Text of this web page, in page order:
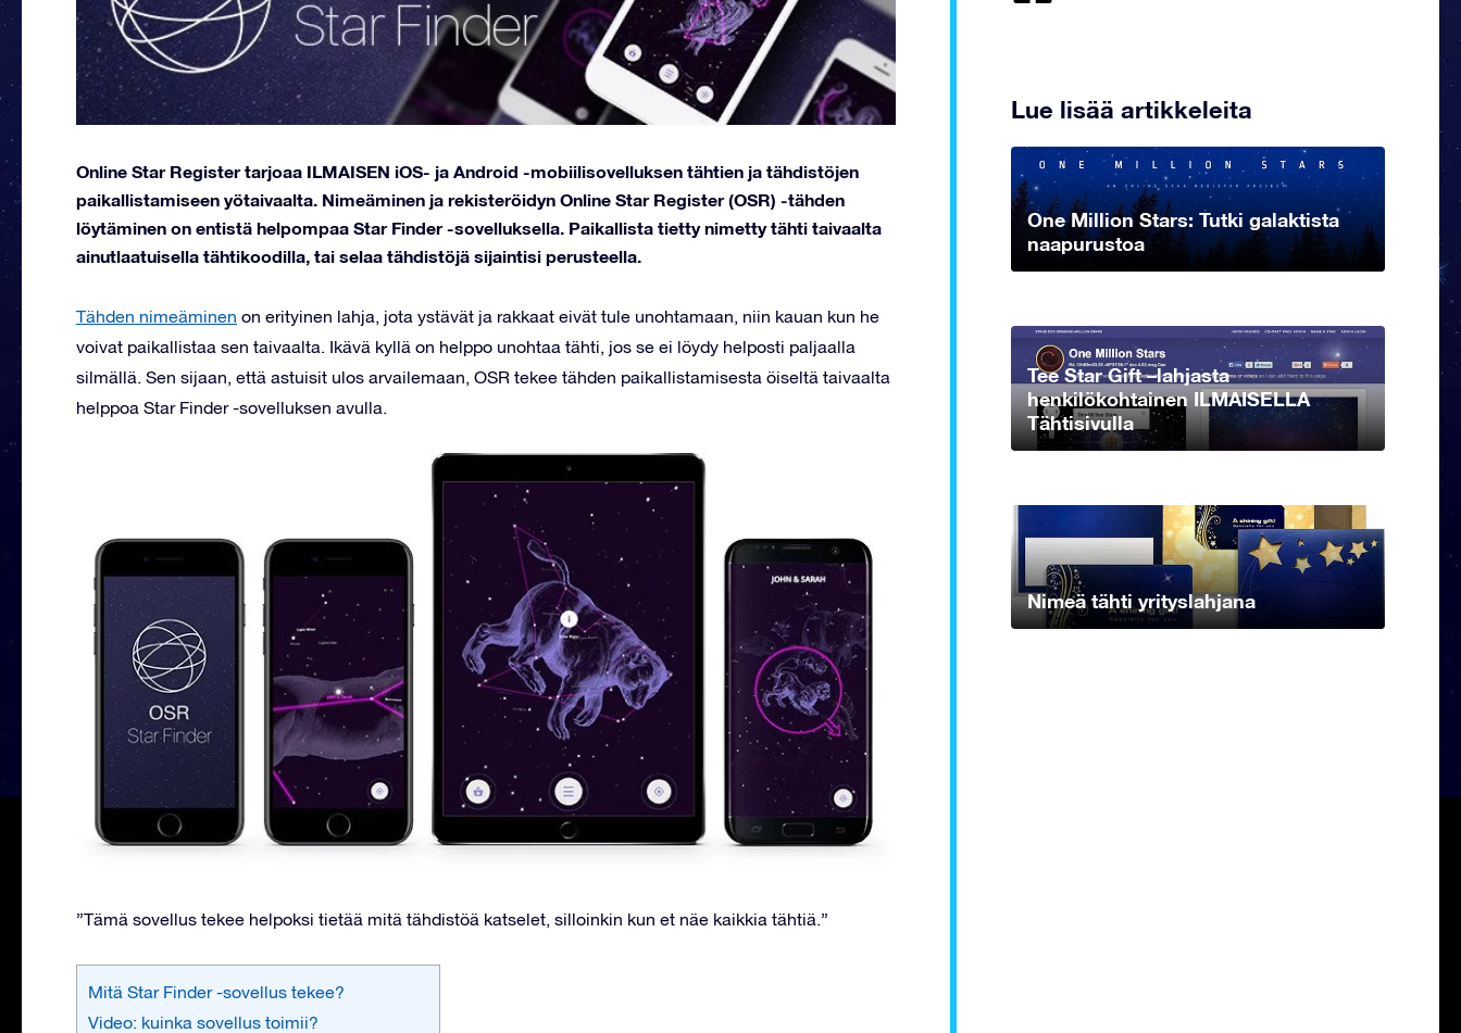
Online Star Register tarjoaa ILMAISEN iOS- ja Android -mobiilisovelluksen tähtien ja tähdistöjen
paikallistamiseen yötaivaalta. Nimeäminen ja rekisteröidyn Online Star Register (OSR) -tähden
löytäminen on entistä helpompaa Star Finder -sovelluksella. Paikallista tietty nimetty tähti taivaalta
ainutlaatuisella tähtikoodilla, tai selaa tähdistöjä sijaintisi perusteella.
Tähden nimeäminen on erityinen lahja, jota ystävät ja rakkaat eivät tule unohtamaan, niin kauan kun he
voivat paikallistaa sen taivaalta. Ikävä kyllä on helppo unohtaa tähti, jos se ei löydy helposti paljaalla
silmällä. Sen sijaan, että astuisit ulos arvailemaan, OSR tekee tähden paikallistamisesta öiseltä taivaalta
helppoa Star Finder -sovelluksen avulla.
”Tämä sovellus tekee helpoksi tietää mitä tähdistöä katselet, silloinkin kun et näe kaikkia tähtiä.”
Mitä Star Finder -sovellus tekee?
Video: kuinka sovellus toimii?
Lue lisää artikkeleita
One Million Stars: Tutki galaktista
naapurustoa
Tee Star Gift –lahjasta
henkilökohtainen ILMAISELLA
Tähtisivulla
Nimeä tähti yrityslahjana